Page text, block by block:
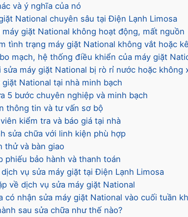
và ý nghĩa của nó
National chuyên sâu tại Điện Lạnh Limosa
máy giặt National không hoạt động, mất nguồn
tình trạng máy giặt National không vắt hoặc
mạch, hệ thống điều khiển của máy giặt
máy giặt National bị rò rỉ nước hoặc không
National tại nhà minh bạch
5 bước chuyên nghiệp và minh bạch
thông tin và tư vấn sơ bộ
kiểm tra và báo giá tại nhà
sửa chữa với linh kiện phù hợp
thử và bàn giao
phiếu bảo hành và thanh toán
vụ sửa máy giặt tại Điện Lạnh Limosa
về dịch vụ sửa máy giặt National
có nhận sửa máy giặt National vào cuối tuần
sau sửa chữa như thế nào?